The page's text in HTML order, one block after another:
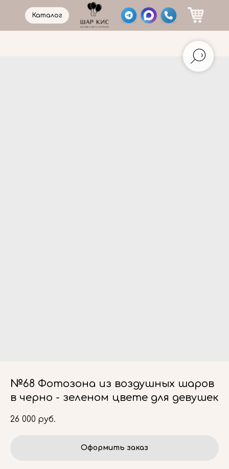
Каталог
№68 Фотозона из воздушных шаров
в черно - зеленом цвете для девушек
26 000 руб.
Оформить заказ